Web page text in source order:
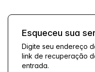
Esqueceu sua
Digite seu endereço
link de recuperação
entrada.